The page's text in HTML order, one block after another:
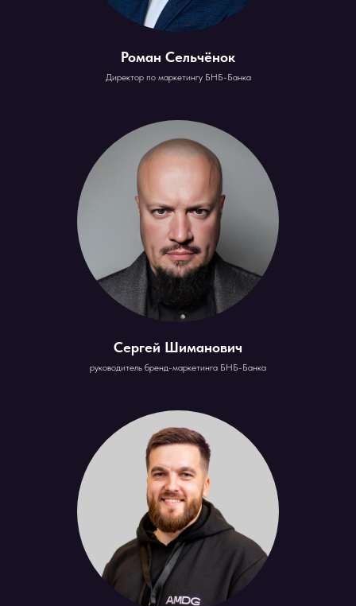
Роман Сельчёнок
Директор по маркетингу БНБ-Банка
Сергей Шиманович
руководитель бренд-маркетинга БНБ-Банка